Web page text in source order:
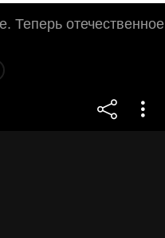
Теперь отечественное